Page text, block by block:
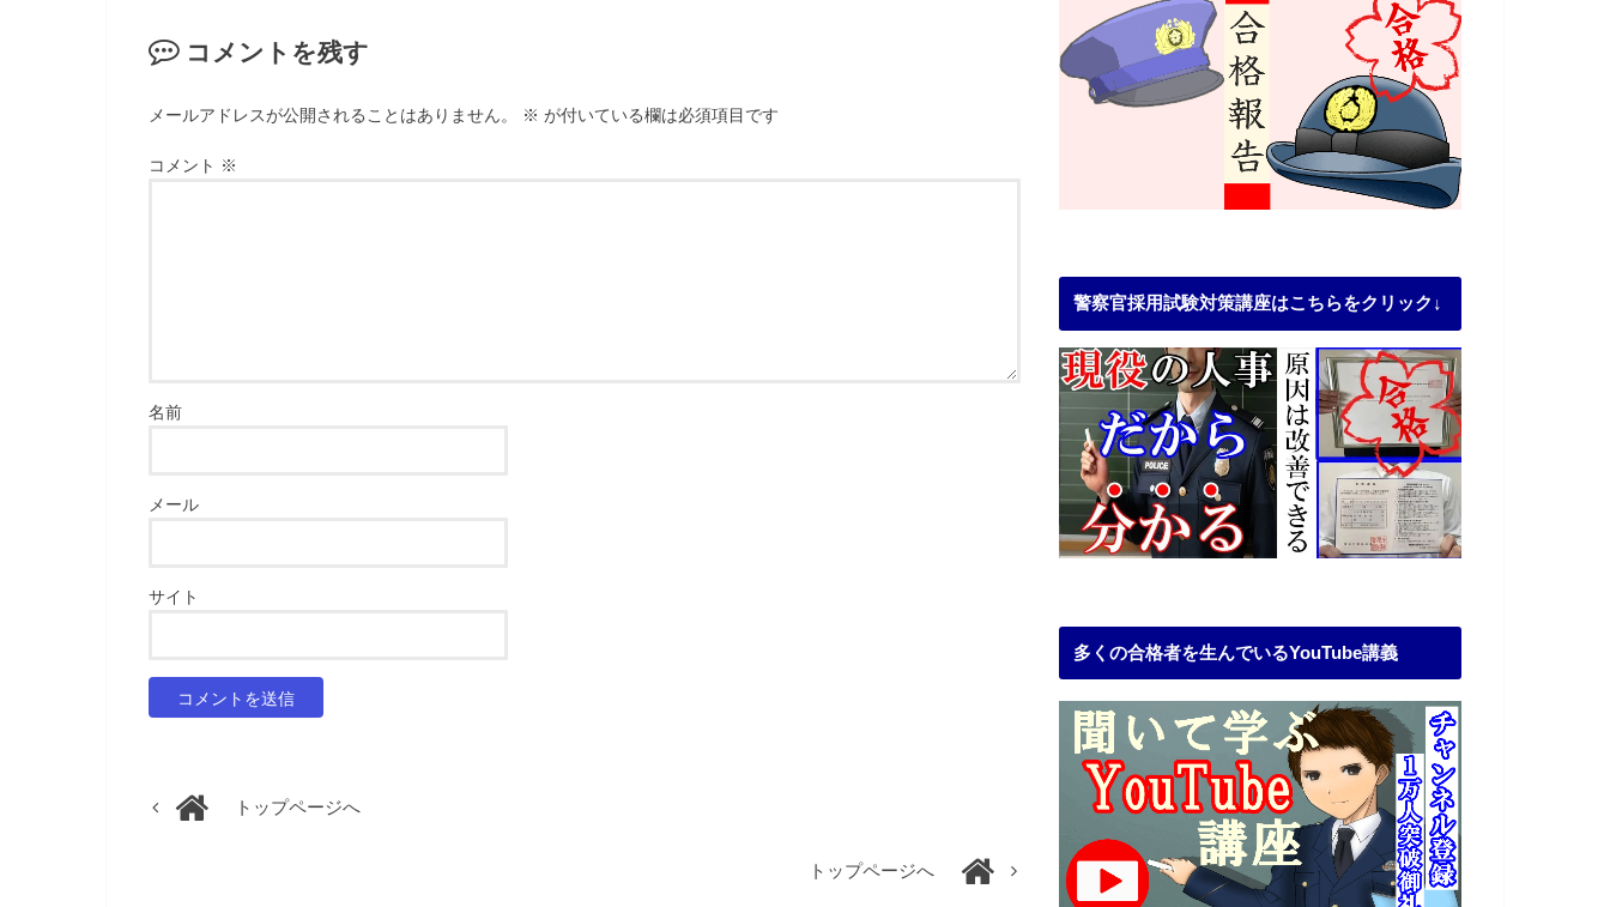
コメントを残す
メールアドレスが公開されることはありません。 ※ が付いている欄は必須項目です
コメント ※
名前
メール
サイト
トップページへ
トップページへ
警察官採用試験対策講座はこちらをクリック↓
多くの合格者を生んでいるYouTube講義